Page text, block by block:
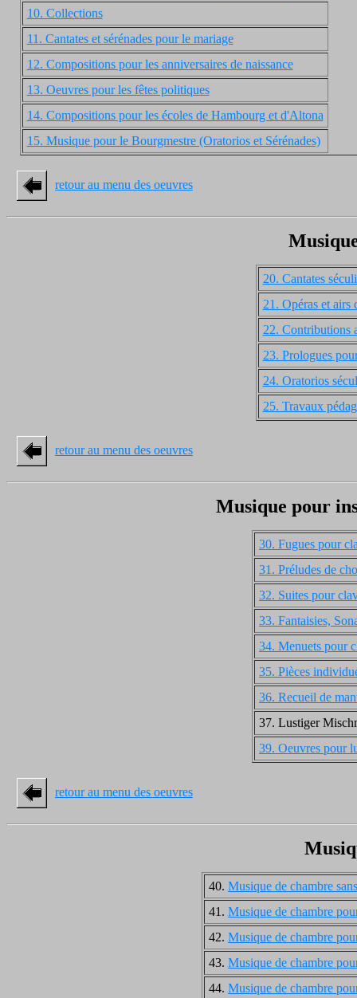
10. Collections
11. Cantates et sérénades pour le mariage
12. Compositions pour les anniversaires de naissance
13. Oeuvres pour les fêtes politiques
14. Compositions pour les écoles de Hambourg et d'Altona
15. Musique pour le Bourgmestre (Oratorios et Sérénades)
retour au menu des oeuvres
20. Cantates
21. Opéras et airs
22. Contributions
23. Prologues
24. Oratorios
25. Travaux
retour au menu des oeuvres
Musique pour
30. Fugues pour
31. Préludes de
32. Suites pour
33. Fantaisies,
34. Menuets pour
35. Pièces
36. Recueil de
37. Lustiger
39. Oeuvres pour
retour au menu des oeuvres
40. Musique de chambre
41. Musique de chambre
42. Musique de chambre
43. Musique de chambre
44. Musique de chambre